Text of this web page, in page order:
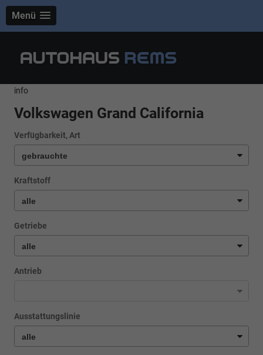
Menü
info
Volkswagen Grand California
Verfügbarkeit, Art
Kraftstoff
Getriebe
Antrieb
Ausstattungslinie